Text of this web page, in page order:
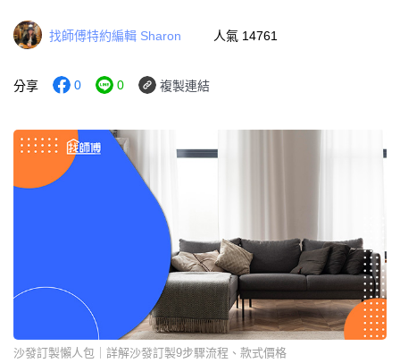
找師傅特約編輯 Sharon 人氣 14761
分享 0 0 複製連結
沙發訂製懶人包｜詳解沙發訂製9步驟流程、款式價格